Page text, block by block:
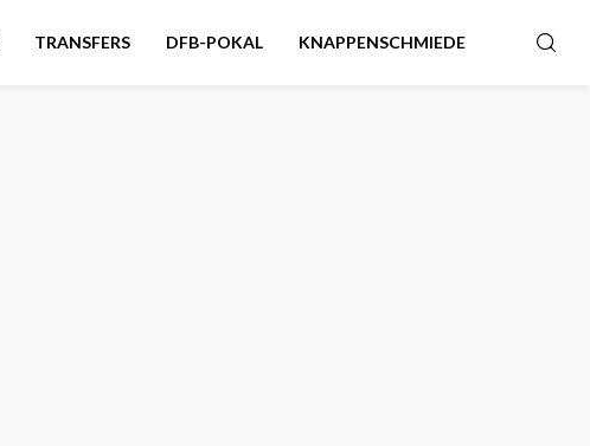
TRANSFERS DFB-POKAL KNAPPENSCHMIEDE